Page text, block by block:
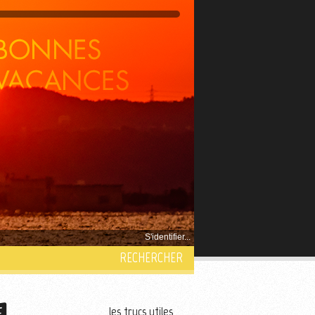
S'identifier...
RECHERCHER
les trucs utiles